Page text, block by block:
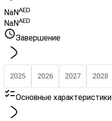
NaNAED
NaNAED
Завершение
2025 2026 2027 2028
Основные характеристики